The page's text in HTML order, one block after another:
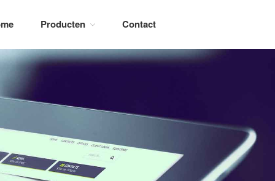
Home
Motorgedreven doseerpompen
doseerpompen
Chloordioxide generatoren
Producten Contact